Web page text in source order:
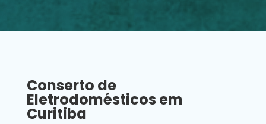
Conserto de
Eletrodomésticos em
Curitiba